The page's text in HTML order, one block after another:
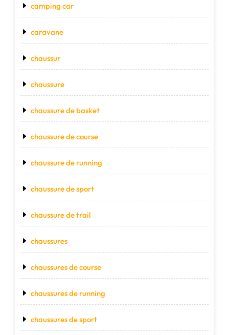
camping car
caravane
chaussur
chaussure
chaussure de basket
chaussure de course
chaussure de running
chaussure de sport
chaussure de trail
chaussures
chaussures de course
chaussures de running
chaussures de sport